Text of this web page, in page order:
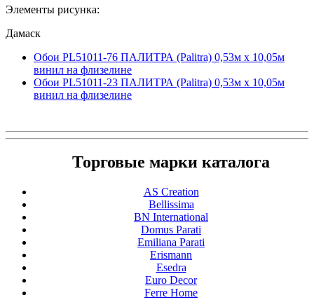
Элементы рисунка:
Дамаск
Обои PL51011-76 ПАЛИТРА (Palitra) 0,53м x 10,05м
винил на флизелине
Обои PL51011-23 ПАЛИТРА (Palitra) 0,53м x 10,05м
винил на флизелине
Торговые марки каталога
AS Creation
Bellissima
BN International
Domus Parati
Emiliana Parati
Erismann
Esedra
Euro Decor
Ferre Home